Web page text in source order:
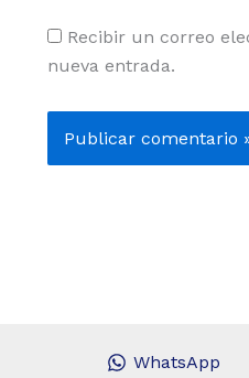
Recibir un correo
nueva entrada.
WhatsApp